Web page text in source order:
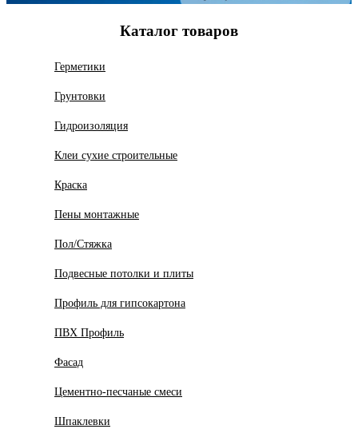
Каталог товаров
Герметики
Грунтовки
Гидроизоляция
Клеи сухие строительные
Краска
Пены монтажные
Пол/Стяжка
Подвесные потолки и плиты
Профиль для гипсокартона
ПВХ Профиль
Фасад
Цементно-песчаные смеси
Шпаклевки